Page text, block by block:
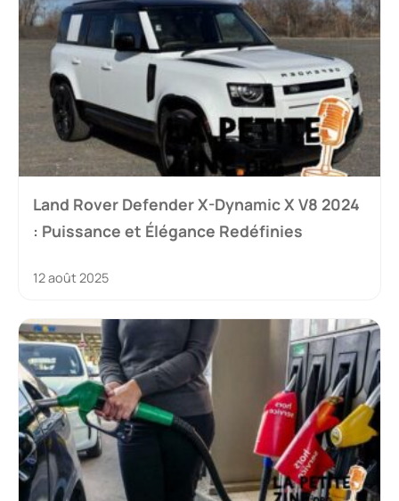
Land Rover Defender X-Dynamic X V8 2024
: Puissance et Élégance Redéfinies
12 août 2025